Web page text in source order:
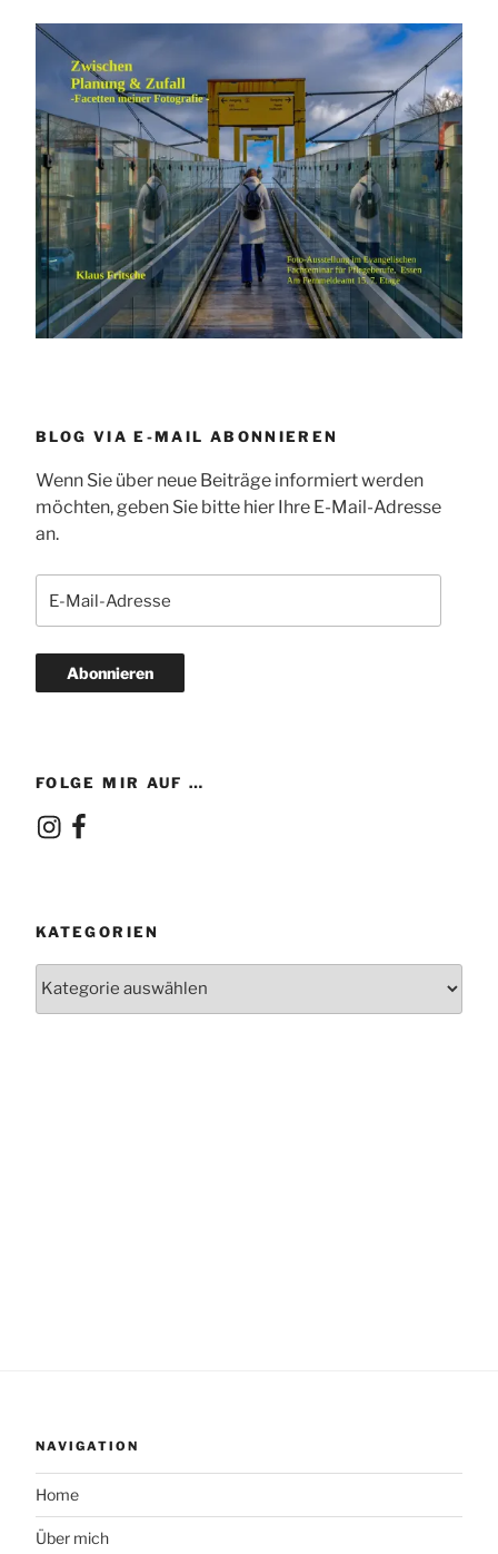
BLOG VIA E-MAIL ABONNIEREN
Wenn Sie über neue Beiträge informiert werden
möchten, geben Sie bitte hier Ihre E-Mail-Adresse
an.
Mail-
Abonnieren
FOLGE MIR AUF …
Instagram
Facebook
KATEGORIEN
NAVIGATION
Home
Über mich